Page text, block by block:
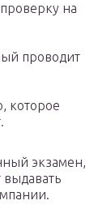
на
проводит
которое
экзамен,